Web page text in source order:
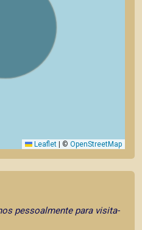
Leaflet | © OpenStreetMap
pessoalmente para visita-